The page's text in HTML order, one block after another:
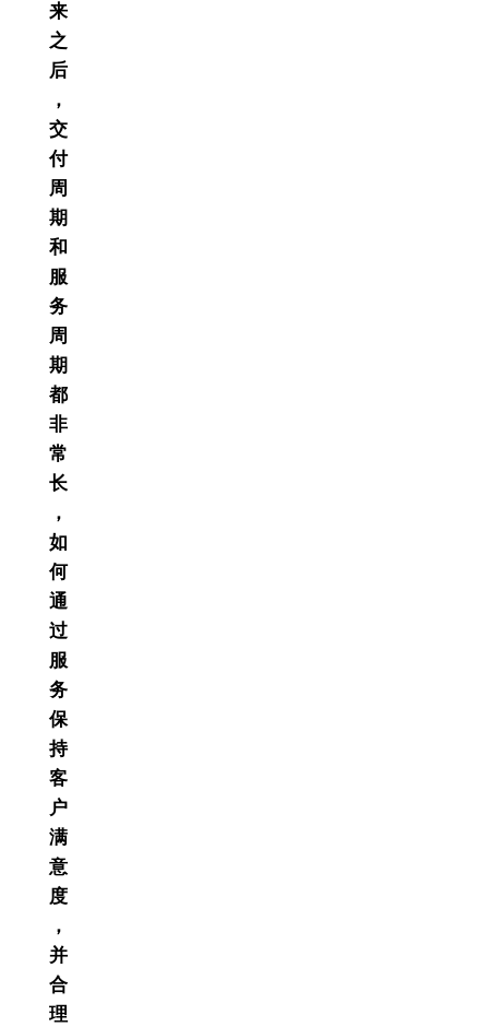
来
之
后
，
交
付
周
期
和
服
务
周
期
都
非
常
长
，
如
何
通
过
服
务
保
持
客
户
满
意
度
，
并
合
理